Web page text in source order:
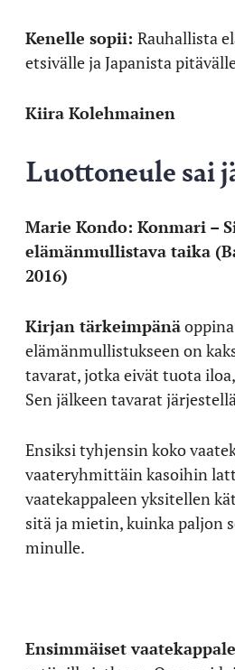
Kenelle sopii: Rauhallista
etsivälle ja Japanista
Kiira Kolehmainen
Luottoneule sai
Marie Kondo: Konmari –
elämänmullistava taika
2016)
Kirjan tärkeimpänä
elämänmullistukseen on
tavarat, jotka eivät tuota
Sen jälkeen tavarat
Ensiksi tyhjensin koko
vaateryhmittäin kasoihin
vaatekappaleen yksitellen
sitä ja mietin, kuinka paljon
minulle.
Ensimmäiset